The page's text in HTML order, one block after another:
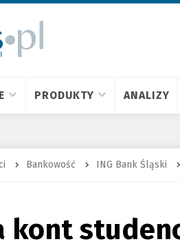
PRODUKTY ANALIZY
Bankowość ING Bank Śląski
kont